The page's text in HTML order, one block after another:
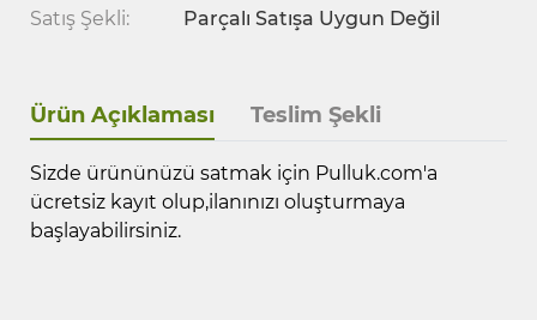
Satış Şekli: Parçalı Satışa Uygun Değil
Ürün Açıklaması Teslim Şekli
Sizde ürününüzü satmak için Pulluk.com'a
ücretsiz kayıt olup,ilanınızı oluşturmaya
başlayabilirsiniz.